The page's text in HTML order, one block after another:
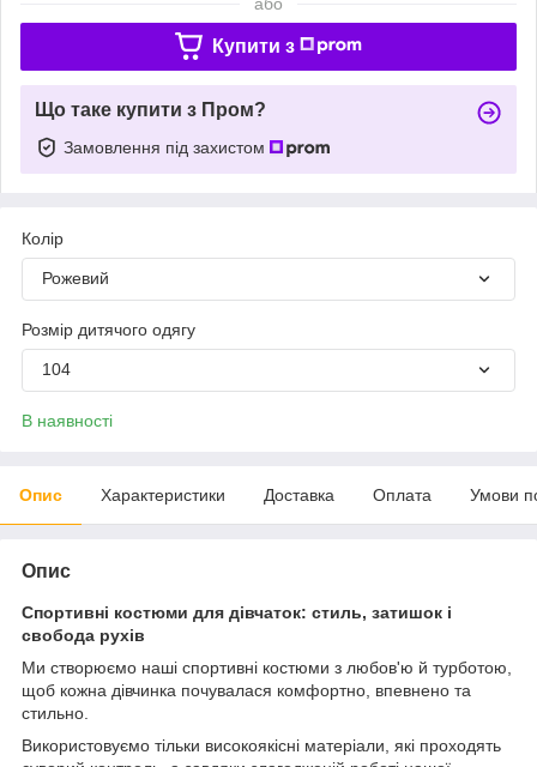
Купити з
Що таке купити з Пром?
Замовлення під захистом
Колір
Рожевий
Розмір дитячого одягу
104
В наявності
Опис Характеристики Доставка Оплата Умови
Опис
Спортивні костюми для дівчаток: стиль, затишок і
свобода рухів
Ми створюємо наші спортивні костюми з любов'ю й турботою,
щоб кожна дівчинка почувалася комфортно, впевнено та
стильно.
Використовуємо тільки високоякісні матеріали, які проходять